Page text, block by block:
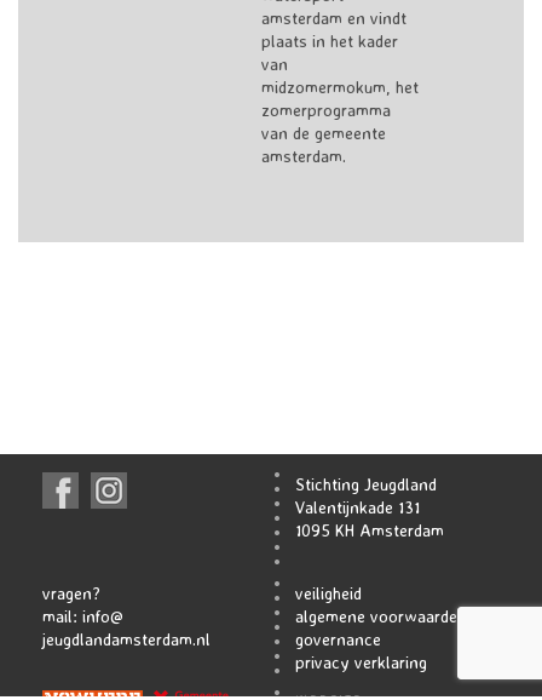
amsterdam en vindt
plaats in het kader
van
midzomermokum, het
zomerprogramma
van de gemeente
amsterdam.
Stichting Jeugdland
Valentijnkade 131
1095 KH Amsterdam
vragen?
mail: info@
jeugdlandamsterdam.nl
veiligheid
algemene voorwaarden
governance
privacy verklaring